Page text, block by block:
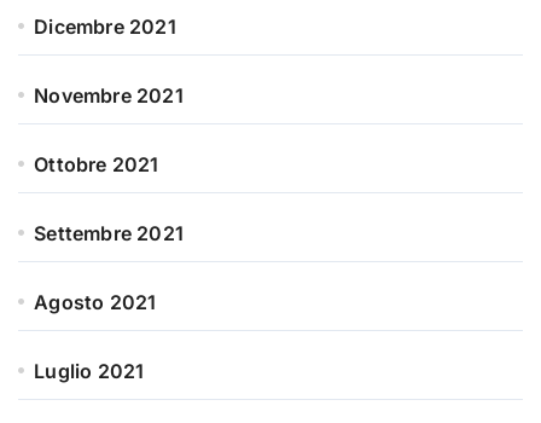
Dicembre 2021
Novembre 2021
Ottobre 2021
Settembre 2021
Agosto 2021
Luglio 2021